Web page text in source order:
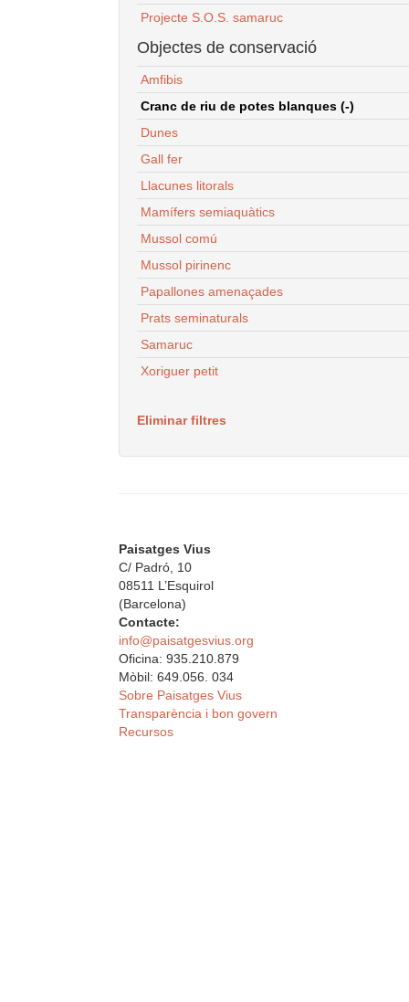
Projecte S.O.S. samaruc
Objectes de conservació
Amfibis
Cranc de riu de potes blanques (-)
Dunes
Gall fer
Llacunes litorals
Mamífers semiaquàtics
Mussol comú
Mussol pirinenc
Papallones amenaçades
Prats seminaturals
Samaruc
Xoriguer petit
Eliminar filtres
Paisatges Vius
C/ Padró, 10
08511 L’Esquirol
(Barcelona)
Contacte:
info@paisatgesvius.org
Oficina: 935.210.879
Mòbil: 649.056. 034
Sobre Paisatges Vius
Transparència i bon govern
Recursos